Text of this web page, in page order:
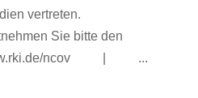
vertreten.
Sie bitte den
ncov | ...